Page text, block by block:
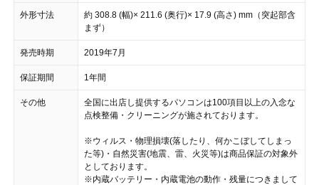
外形寸法
約 308.8 (幅)× 211.6 (奥行)× 17.9 (高さ) mm（突起部含
まず）
発売時期 2019年7月
保証期間 1年間
その他
全国に出店し提供するパソコンは100項目以上の入念な
点検整備・クリーニングが施されております。
※ウィルス・物理損壊(落したり、何かこぼしてしまっ
た等)・自然災害(地震、雷、火災等)は商品保証の対象外
としております。
※内蔵バッテリー・内蔵電池の動作・残量につきまして